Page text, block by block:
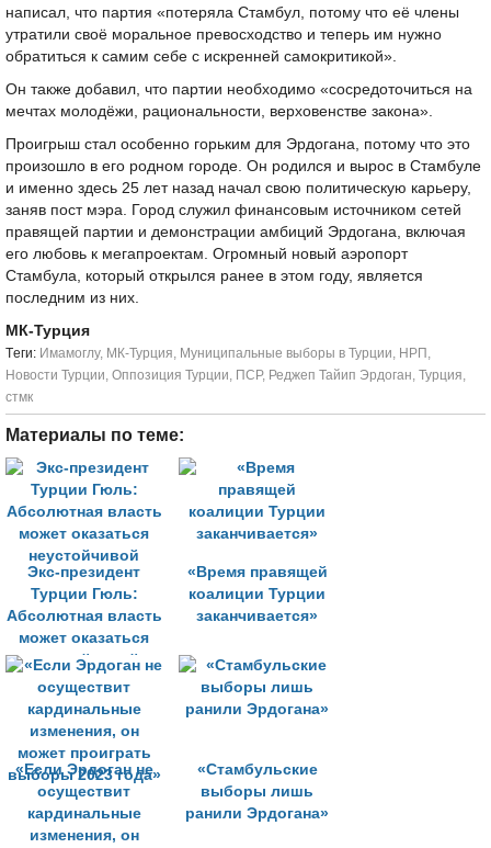
написал, что партия «потеряла Стамбул, потому что её члены
утратили своё моральное превосходство и теперь им нужно
обратиться к самим себе с искренней самокритикой».
Он также добавил, что партии необходимо «сосредоточиться на
мечтах молодёжи, рациональности, верховенстве закона».
Проигрыш стал особенно горьким для Эрдогана, потому что это
произошло в его родном городе. Он родился и вырос в Стамбуле
и именно здесь 25 лет назад начал свою политическую карьеру,
заняв пост мэра. Город служил финансовым источником сетей
правящей партии и демонстрации амбиций Эрдогана, включая
его любовь к мегапроектам. Огромный новый аэропорт
Стамбула, который открылся ранее в этом году, является
последним из них.
МК-Турция
Tеги: Имамоглу, МК-Турция, Муниципальные выборы в Турции, НРП ,
Новости Турции, Оппозиция Турции, ПСР, Реджеп Тайип Эрдоган, Турция,
стмк
Материалы по теме:
Экс-президент
Турции Гюль:
Абсолютная власть
может оказаться
неустойчивой
«Время правящей
коалиции Турции
заканчивается»
«Если Эрдоган не
осуществит
кардинальные
изменения, он
«Стамбульские
выборы лишь
ранили Эрдогана»